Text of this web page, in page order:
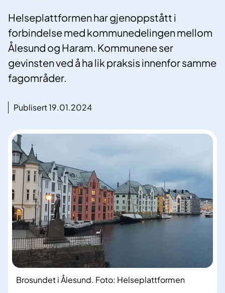
Helseplattformen har gjenoppstått i
forbindelse med kommunedelingen mellom
Ålesund og Haram. Kommunene ser
gevinsten ved å ha lik praksis innenfor samme
fagområder.
Publisert 19.01.2024
Brosundet i Ålesund. Foto: Helseplattformen